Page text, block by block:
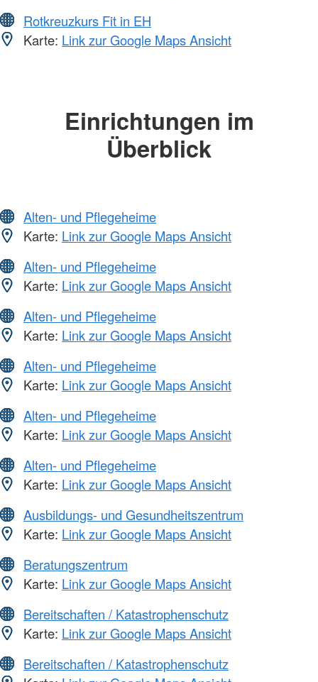
Rotkreuzkurs Fit in EH
Karte: Link zur Google Maps Ansicht
Einrichtungen im
Überblick
Alten- und Pflegeheime
Karte: Link zur Google Maps Ansicht
Alten- und Pflegeheime
Karte: Link zur Google Maps Ansicht
Alten- und Pflegeheime
Karte: Link zur Google Maps Ansicht
Alten- und Pflegeheime
Karte: Link zur Google Maps Ansicht
Alten- und Pflegeheime
Karte: Link zur Google Maps Ansicht
Alten- und Pflegeheime
Karte: Link zur Google Maps Ansicht
Ausbildungs- und Gesundheitszentrum
Karte: Link zur Google Maps Ansicht
Beratungszentrum
Karte: Link zur Google Maps Ansicht
Bereitschaften / Katastrophenschutz
Karte: Link zur Google Maps Ansicht
Bereitschaften / Katastrophenschutz